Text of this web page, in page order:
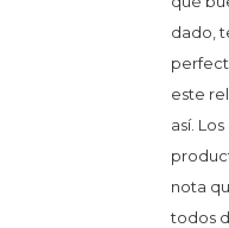
dado,
este
así.
nota
todos